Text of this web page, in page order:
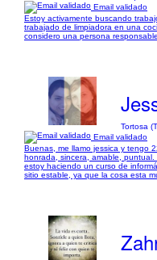
Email validado
Estoy activamente buscando
trabajado de limpiadora en una
considero una persona
Tortosa
Email validado
Buenas, me llamo jessica y tengo
honrada, sincera, amable, puntual.
estoy haciendo un curso de
sitio estable, ya que la cosa esta